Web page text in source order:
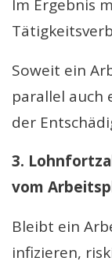
Im Ergebnis
Soweit ein
parallel auch
der
3.
vom
Bleibt ein
infizieren,